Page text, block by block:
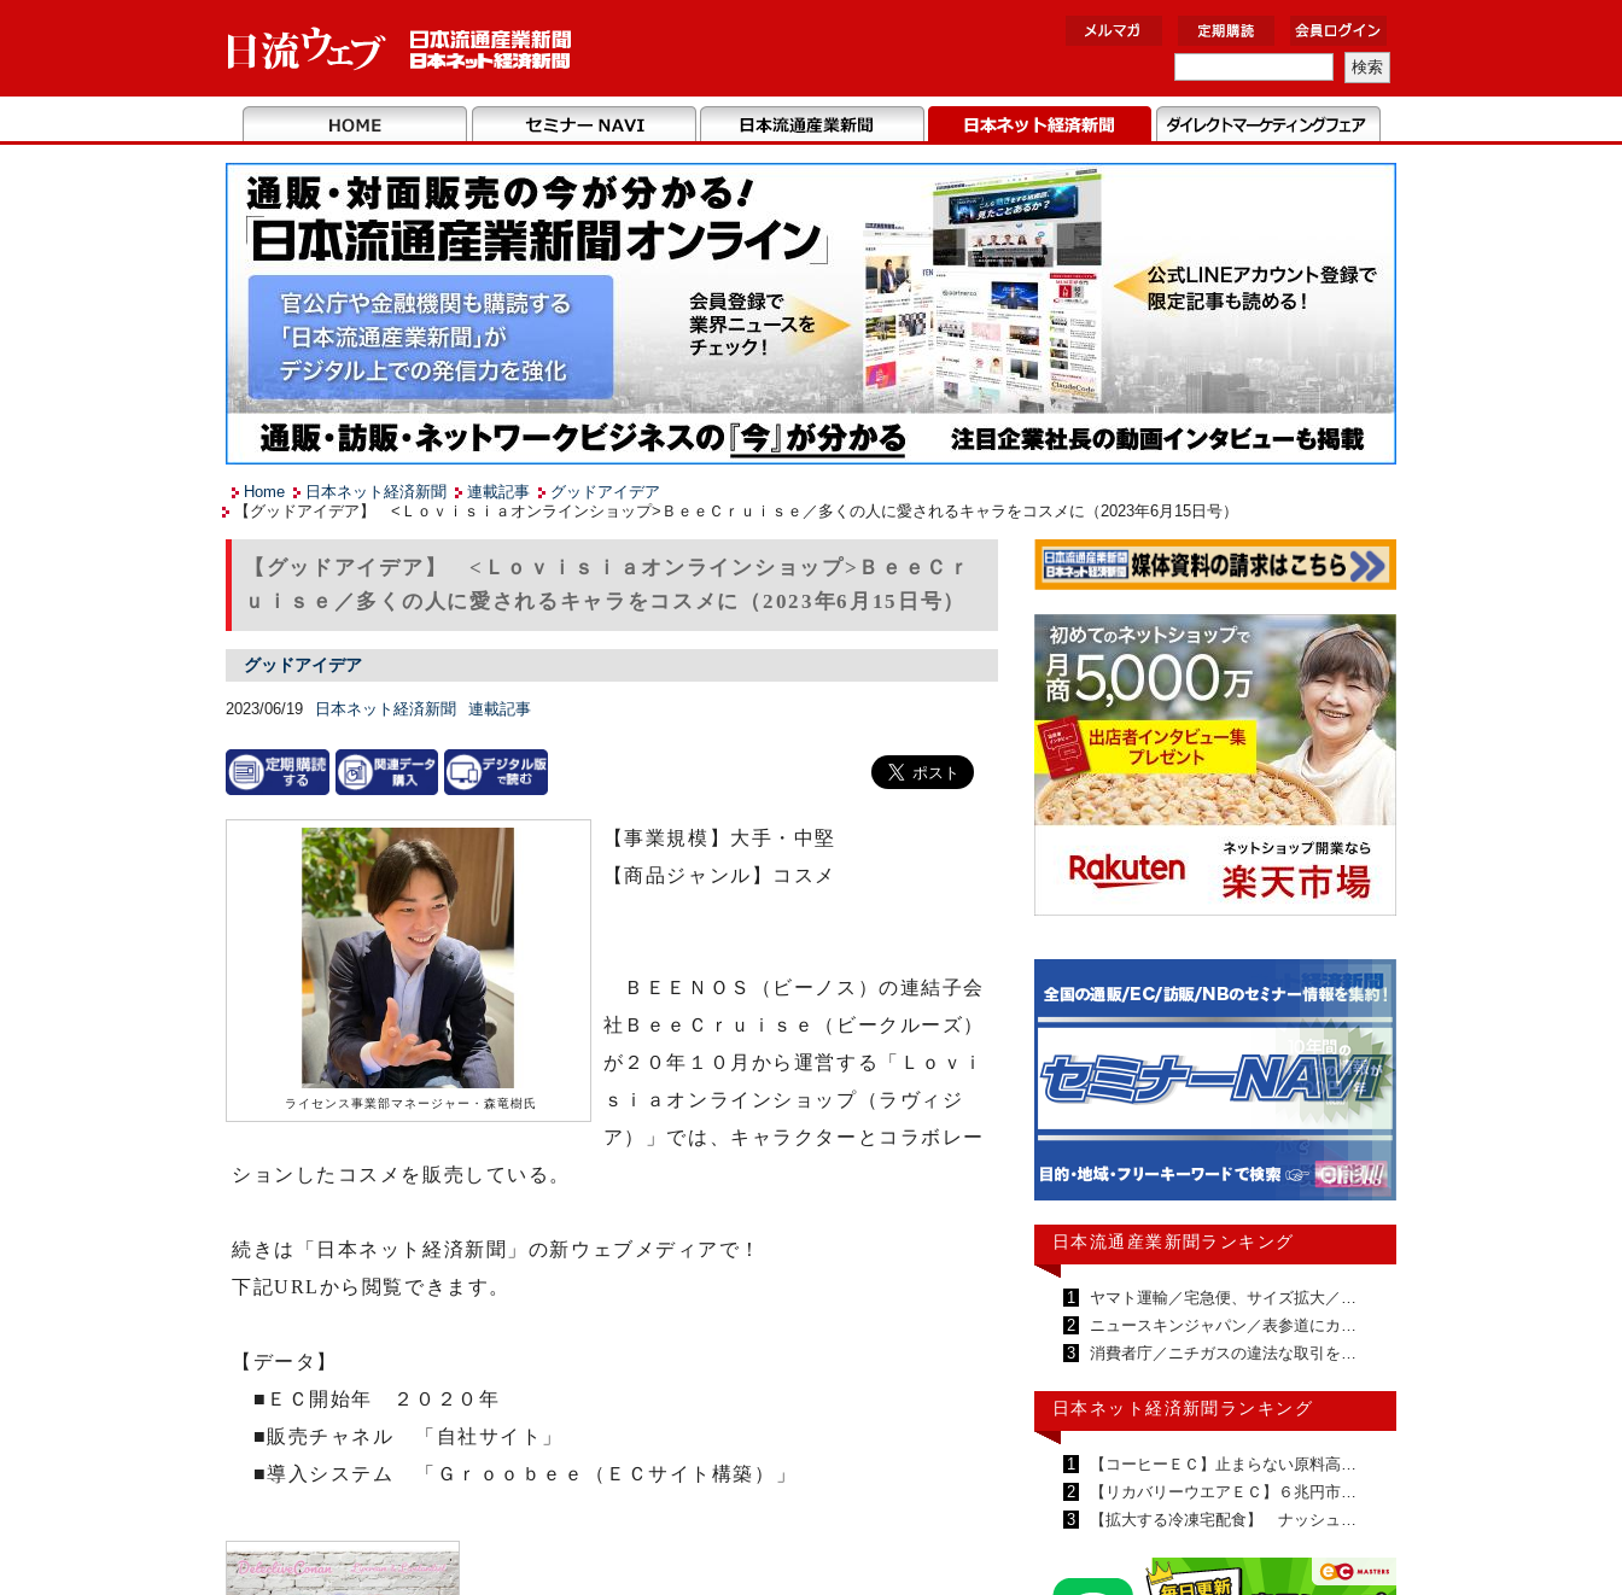
Home 日本ネット経済新聞 連載記事
グッドアイデア
【グッドアイデア】 <Ｌｏｖｉｓｉａオンラインショップ>ＢｅｅＣｒｕｉｓｅ／多くの人に愛されるキャラをコスメに（2023年6月15日号）
【グッドアイデア】 <Ｌｏｖｉｓｉａオンラインショップ>ＢｅｅＣｒ
ｕｉｓｅ／多くの人に愛されるキャラをコスメに（2023年6月15日号）
グッドアイデア
2023/06/19 日本ネット経済新聞 連載記事
ライセンス事業部マネージャー・森竜樹氏
【事業規模】大手・中堅
【商品ジャンル】コスメ
ＢＥＥＮＯＳ（ビーノス）の連結子会
社ＢｅｅＣｒｕｉｓｅ（ビークルーズ）
が２０年１０月から運営する「Ｌｏｖｉ
ｓｉａオンラインショップ（ラヴィジ
ア）」では、キャラクターとコラボレー
ションしたコスメを販売している。
続きは「日本ネット経済新聞」の新ウェブメディアで！
下記URLから閲覧できます。
【データ】
■ＥＣ開始年 ２０２０年
■販売チャネル 「自社サイト」
■導入システム 「Ｇｒｏｏｂｅｅ（ＥＣサイト構築）」
日本流通産業新聞ランキング
1
ヤマト運輸／宅急便、サイズ拡大／…
2
ニュースキンジャパン／表参道にカ…
3
消費者庁／ニチガスの違法な取引を…
日本ネット経済新聞ランキング
1
【コーヒーＥＣ】止まらない原料高…
2
【リカバリーウエアＥＣ】６兆円市…
3
【拡大する冷凍宅配食】 ナッシュ…